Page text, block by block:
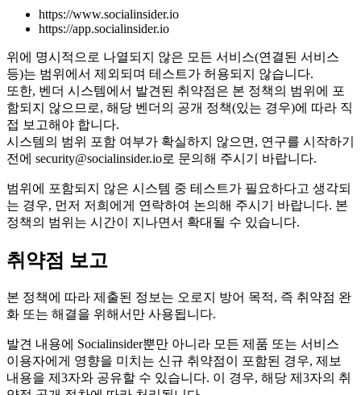
https://www.socialinsider.io
https://app.socialinsider.io
위에 명시적으로 나열되지 않은 모든 서비스(연결된 서비스
등)는 범위에서 제외되며 테스트가 허용되지 않습니다.
또한, 벤더 시스템에서 발견된 취약점은 본 정책의 범위에 포
함되지 않으므로, 해당 벤더의 공개 정책(있는 경우)에 따라 직
접 보고해야 합니다.
시스템의 범위 포함 여부가 확실하지 않으면, 연구를 시작하기
전에 security@socialinsider.io로 문의해 주시기 바랍니다.
범위에 포함되지 않은 시스템 중 테스트가 필요하다고 생각되
는 경우, 먼저 저희에게 연락하여 논의해 주시기 바랍니다. 본
정책의 범위는 시간이 지나면서 확대될 수 있습니다.
취약점 보고
본 정책에 따라 제출된 정보는 오로지 방어 목적, 즉 취약점 완
화 또는 해결을 위해서만 사용됩니다.
발견 내용에 Socialinsider뿐만 아니라 모든 제품 또는 서비스
이용자에게 영향을 미치는 신규 취약점이 포함된 경우, 제보
내용을 제3자와 공유할 수 있습니다. 이 경우, 해당 제3자의 취